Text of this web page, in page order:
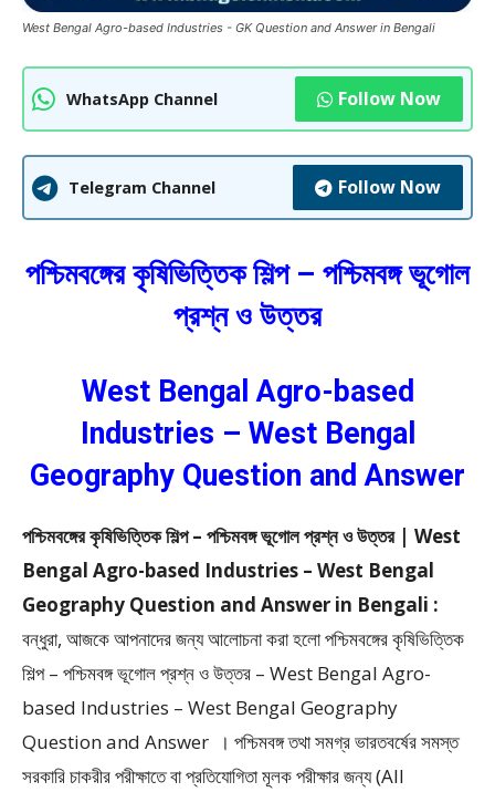
West Bengal Agro-based Industries - GK Question and Answer in Bengali
WhatsApp Channel Follow Now
Telegram Channel Follow Now
পশ্চিমবঙ্গের কৃষিভিত্তিক শিল্প – পশ্চিমবঙ্গ ভূগোল
প্রশ্ন ও উত্তর
West Bengal Agro-based
Industries – West Bengal
Geography Question and Answer
পশ্চিমবঙ্গের কৃষিভিত্তিক শিল্প – পশ্চিমবঙ্গ ভূগোল প্রশ্ন ও উত্তর | West
Bengal Agro-based Industries – West Bengal
Geography Question and Answer in Bengali :
বন্ধুরা, আজকে আপনাদের জন্য আলোচনা করা হলো পশ্চিমবঙ্গের কৃষিভিত্তিক
শিল্প – পশ্চিমবঙ্গ ভূগোল প্রশ্ন ও উত্তর – West Bengal Agro-
based Industries – West Bengal Geography
Question and Answer । পশ্চিমবঙ্গ তথা সমগ্র ভারতবর্ষের সমস্ত
সরকারি চাকরীর পরীক্ষাতে বা প্রতিযোগিতা মূলক পরীক্ষার জন্য (All